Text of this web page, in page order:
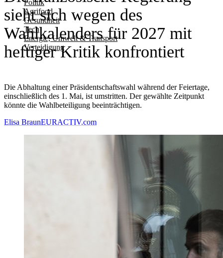
Politik
Agrifood
Gesundheit
Tech
Energie, Umwelt & Transport
Verteidigung
sieht sich wegen des
Wahlkalenders für 2027 mit
heftiger Kritik konfrontiert
Die Abhaltung einer Präsidentschaftswahl während der Feiertage,
einschließlich des 1. Mai, ist umstritten. Der gewählte Zeitpunkt
könnte die Wahlbeteiligung beeinträchtigen.
Elisa BraunEURACTIV.com